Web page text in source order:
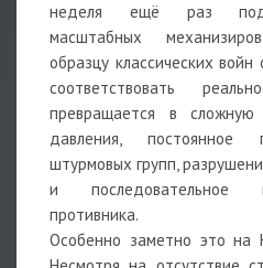
неделя ещё раз
масштабных
образцу классических войн
соответствовать
превращается в сложную
давления, постоянное
штурмовых групп,
и последовательное
противника.
Особенно заметно это на